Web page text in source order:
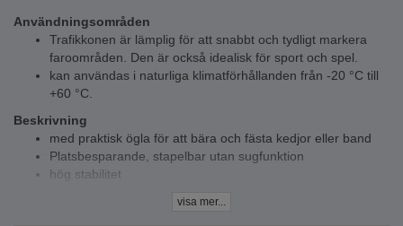
Användningsområden
Trafikkonen är lämplig för att snabbt och tydligt markera
faroområden. Den är också idealisk för sport och spel.
kan användas i naturliga klimatförhållanden från -20 °C till
+60 °C.
Beskrivning
med praktisk ögla för att bära och fästa kedjor eller band
Platsbesparande, stapelbar utan sugfunktion
hög stabilitet
visa mer...